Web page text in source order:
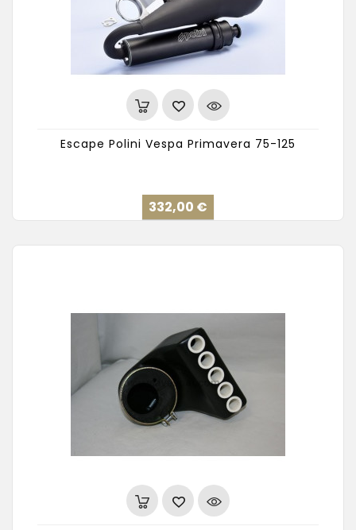
Escape Polini Vespa Primavera 75-125
332,00 €